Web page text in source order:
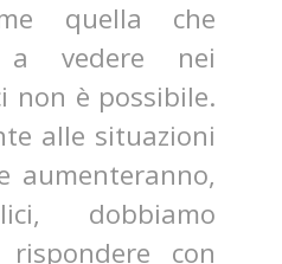
quella che
a vedere nei
non è possibile.
alle situazioni
aumenteranno,
dobbiamo
con